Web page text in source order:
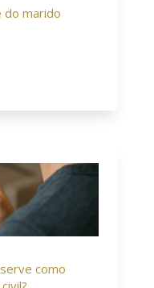
do marido
como